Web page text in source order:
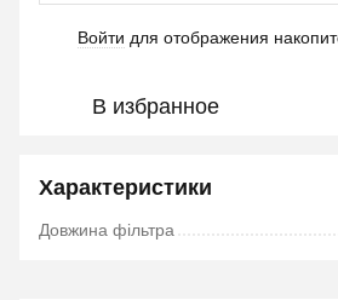
Войти для отображения
В избранное
Характеристики
Довжина фільтра